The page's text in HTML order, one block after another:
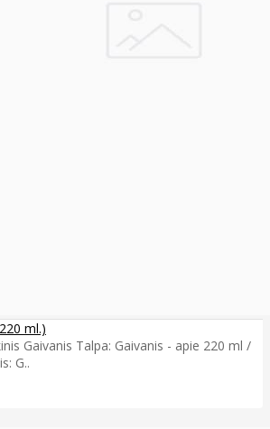
ml.)
Gaivanis Talpa: Gaivanis - apie 220 ml /
G..